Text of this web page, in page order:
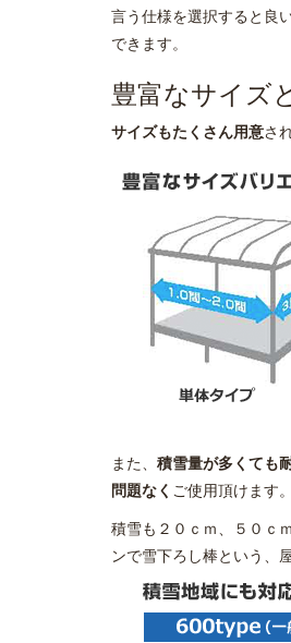
言う仕様を選択すると良
できます。
豊富なサイズ
サイズもたくさん用意さ
また、 積雪量が多くても
問題なく ご使用頂けます。
積雪も２０ｃｍ、５０ｃ
ンで雪下ろし棒という、